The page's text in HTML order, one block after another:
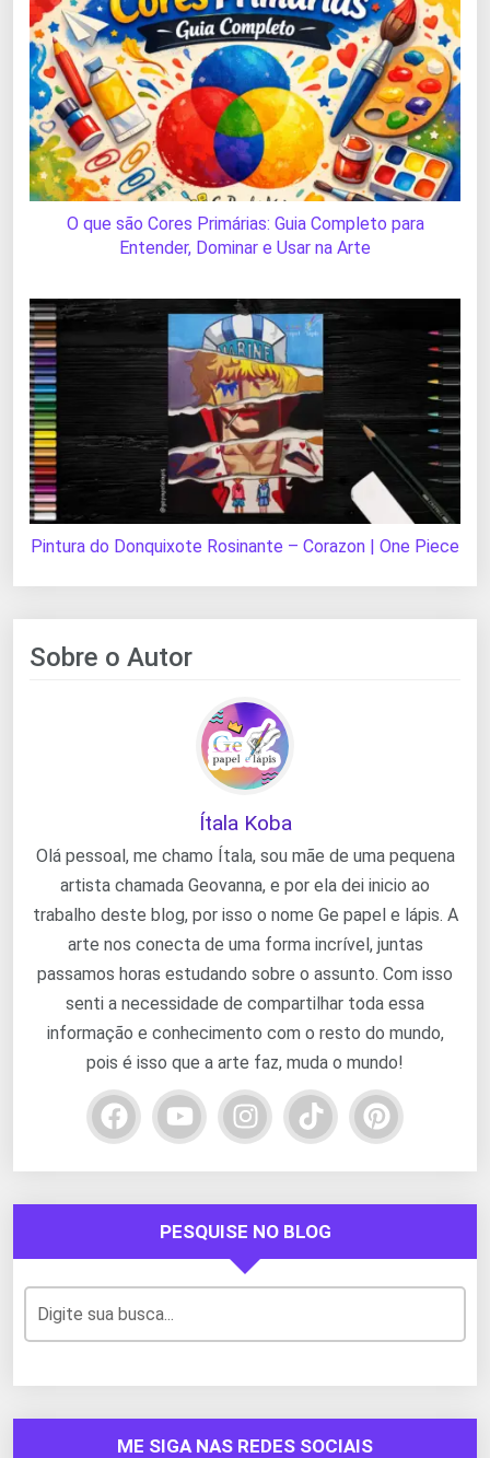
O que são Cores Primárias: Guia Completo para
Entender, Dominar e Usar na Arte
Pintura do Donquixote Rosinante – Corazon | One Piece
Sobre o Autor
Ítala Koba
Olá pessoal, me chamo Ítala, sou mãe de uma pequena
artista chamada Geovanna, e por ela dei inicio ao
trabalho deste blog, por isso o nome Ge papel e lápis. A
arte nos conecta de uma forma incrível, juntas
passamos horas estudando sobre o assunto. Com isso
senti a necessidade de compartilhar toda essa
informação e conhecimento com o resto do mundo,
pois é isso que a arte faz, muda o mundo!
PESQUISE NO BLOG
ME SIGA NAS REDES SOCIAIS